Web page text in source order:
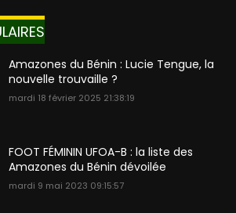
Amazones du Bénin : Lucie Tengue, la
nouvelle trouvaille ?
mardi 18 février 2025 21:38:19
FOOT FÉMININ UFOA-B : la liste des
Amazones du Bénin dévoilée
mardi 9 mai 2023 09:15:57